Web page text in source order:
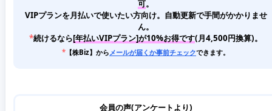
可。
VIPプランを月払いで使いたい方向け。自動更新で手間がかかりませ
ん。
*続けるなら[年払いVIPプラン]が10%お得です(月4,500円換算)。
* 【株Biz】から メールが届くか事前チェックできます。
会員の声(アンケートより)